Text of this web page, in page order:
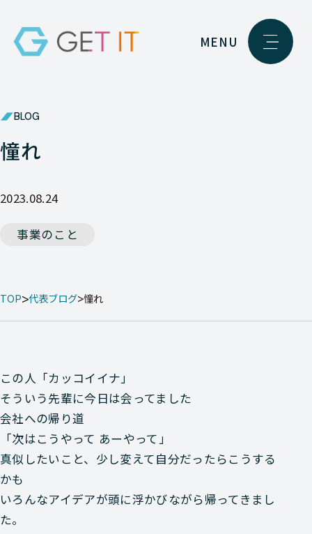
MENU
BLOG
憧れ
2023.08.24
事業のこと
TOP 代表ブログ 憧れ
この人「カッコイイナ」
そういう先輩に今日は会ってました
会社への帰り道
「次はこうやって あーやって」
真似したいこと、少し変えて自分だったらこうする
かも
いろんなアイデアが頭に浮かびながら帰ってきまし
た。